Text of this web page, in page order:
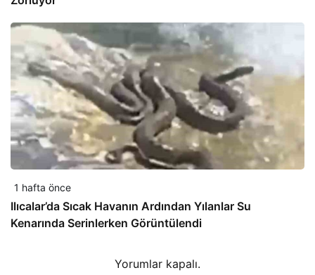
1 hafta önce
Ilıcalar’da Sıcak Havanın Ardından Yılanlar Su
Kenarında Serinlerken Görüntülendi
Yorumlar kapalı.